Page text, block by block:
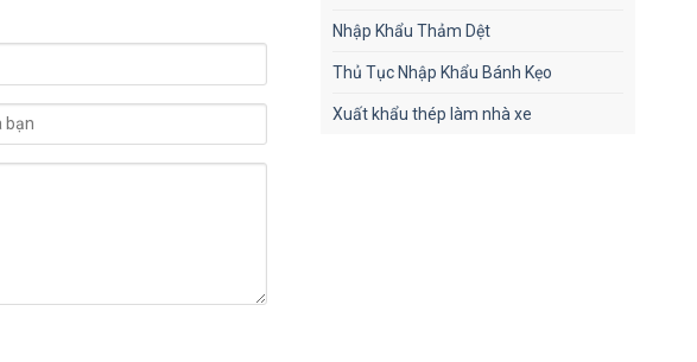
Nhập Khẩu Thảm Dệt
Thủ Tục Nhập Khẩu Bánh Kẹo
Xuất khẩu thép làm nhà xe